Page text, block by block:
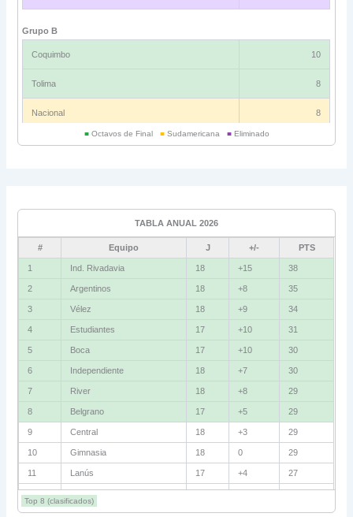
Grupo B
Coquimbo 10
Tolima 8
Nacional 8
Bolívar 5
La Guaira
Grupo D
U. Católica
Cruzeiro 11
Boca Jrs.
Barcelona SC
Grupo E
Corinthians
■Octavos de Final ■Sudamericana ■Eliminado
TABLA ANUAL 2026
# Equipo J +/- PTS
1 Ind. Rivadavia 18 +15 38
2 Argentinos 18 +8 35
3 Vélez 18 +9 34
4 Estudiantes 17 +10 31
5 Boca 17 +10 30
6 Independiente 18 +7 30
7 River 18 +8 29
8 Belgrano 17 +5 29
9 Central 18 +3 29
10 Gimnasia 18 0 29
11 Lanús 17 +4 27
12 Barracas 18 +2 27
13 Talleres 18 +1 26
Top 8 (clasificados)